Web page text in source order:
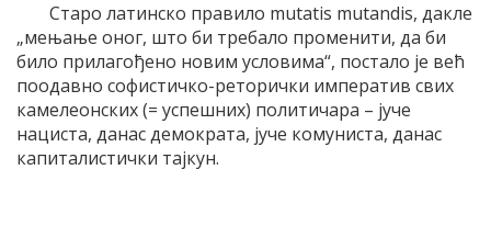
Старо латинско правило mutatis mutandis, дакле
„мењање оног, што би требало променити, да би
било прилагођено новим условима“, постало је већ
поодавно софистичко-реторички императив свих
камелеонских (= успешних) политичара – јуче
нациста, данас демократа, јуче комуниста, данас
капиталистички тајкун.